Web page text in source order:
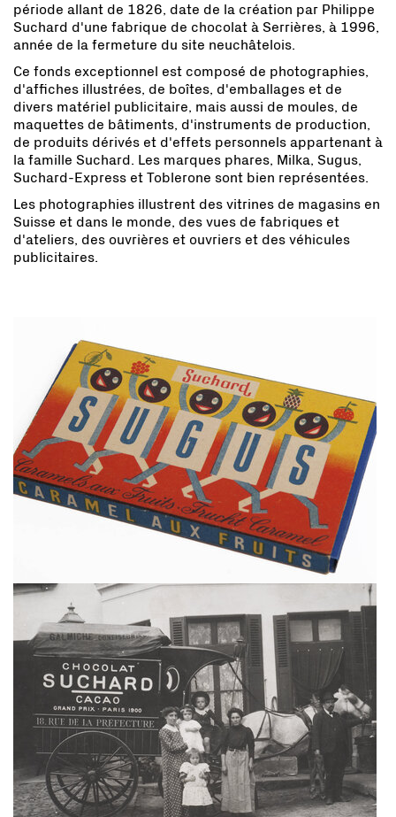
période allant de 1826, date de la création par Philippe
Suchard d'une fabrique de chocolat à Serrières, à 1996,
année de la fermeture du site neuchâtelois.
Ce fonds exceptionnel est composé de photographies,
d'affiches illustrées, de boîtes, d'emballages et de
divers matériel publicitaire, mais aussi de moules, de
maquettes de bâtiments, d'instruments de production,
de produits dérivés et d'effets personnels appartenant à
la famille Suchard. Les marques phares, Milka, Sugus,
Suchard-Express et Toblerone sont bien représentées.
Les photographies illustrent des vitrines de magasins en
Suisse et dans le monde, des vues de fabriques et
d'ateliers, des ouvrières et ouvriers et des véhicules
publicitaires.